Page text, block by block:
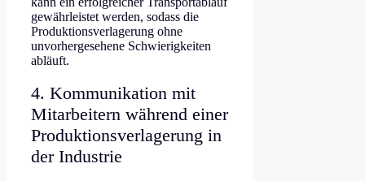
gewährleistet werden, sodass die
Produktionsverlagerung ohne
unvorhergesehene Schwierigkeiten
abläuft.
4. Kommunikation mit
Mitarbeitern während einer
Produktionsverlagerung in
der Industrie